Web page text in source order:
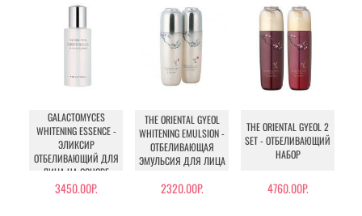
GALACTOMYCES
WHITENING ESSENCE -
ЭЛИКСИР
ОТБЕЛИВАЮЩИЙ ДЛЯ
ЛИЦА НА ОСНОВЕ
ФЕРМЕНТА
3450.00Р.
THE ORIENTAL GYEOL
WHITENING EMULSION -
ОТБЕЛИВАЮЩАЯ
ЭМУЛЬСИЯ ДЛЯ ЛИЦА
2320.00Р.
THE ORIENTAL GYEOL 2
SET - ОТБЕЛИВАЮЩИЙ
НАБОР
4760.00Р.